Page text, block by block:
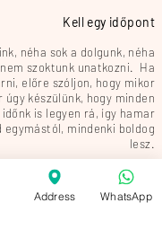
Kell egy időpont
néha sok a dolgunk, néha
szoktunk unatkozni. Ha
előre szóljon, hogy mikor
úgy készülünk, hogy minden
is legyen rá, így hamar
egymástól, mindenki boldog
lesz.
Kell a kódkártya
Tudja, az a kártya ami a
Address WhatsApp